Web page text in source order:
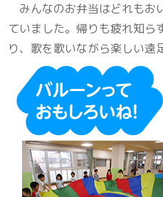
みんなのお弁当はどれもお
ていました。帰りも疲れ知ら
り、歌を歌いながら楽しい遠